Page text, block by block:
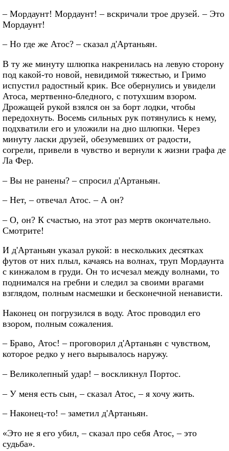
– Мордаунт! Мордаунт! – вскричали трое друзей. – Это
Мордаунт!
– Но где же Атос? – сказал д'Артаньян.
В ту же минуту шлюпка накренилась на левую сторону
под какой-то новой, невидимой тяжестью, и Гримо
испустил радостный крик. Все обернулись и увидели
Атоса, мертвенно-бледного, с потухшим взором.
Дрожащей рукой взялся он за борт лодки, чтобы
передохнуть. Восемь сильных рук потянулись к нему,
подхватили его и уложили на дно шлюпки. Через
минуту ласки друзей, обезумевших от радости,
согрели, привели в чувство и вернули к жизни графа де
Ла Фер.
– Вы не ранены? – спросил д'Артаньян.
– Нет, – отвечал Атос. – А он?
– О, он? К счастью, на этот раз мертв окончательно.
Смотрите!
И д'Артаньян указал рукой: в нескольких десятках
футов от них плыл, качаясь на волнах, труп Мордаунта
с кинжалом в груди. Он то исчезал между волнами, то
поднимался на гребни и следил за своими врагами
взглядом, полным насмешки и бесконечной ненависти.
Наконец он погрузился в воду. Атос проводил его
взором, полным сожаления.
– Браво, Атос! – проговорил д'Артаньян с чувством,
которое редко у него вырывалось наружу.
– Великолепный удар! – воскликнул Портос.
– У меня есть сын, – сказал Атос, – я хочу жить.
– Наконец-то! – заметил д'Артаньян.
«Это не я его убил, – сказал про себя Атос, – это
судьба».